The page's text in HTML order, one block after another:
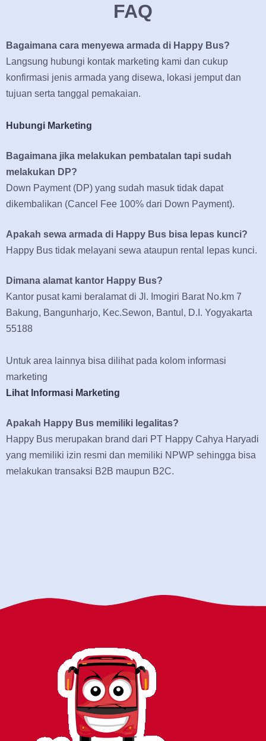
FAQ
Bagaimana cara menyewa armada di Happy Bus?
Langsung hubungi kontak marketing kami dan cukup
konfirmasi jenis armada yang disewa, lokasi jemput dan
tujuan serta tanggal pemakaian.
Hubungi Marketing
Bagaimana jika melakukan pembatalan tapi sudah
melakukan DP?
Down Payment (DP) yang sudah masuk tidak dapat
dikembalikan (Cancel Fee 100% dari Down Payment).
Apakah sewa armada di Happy Bus bisa lepas kunci?
Happy Bus tidak melayani sewa ataupun rental lepas kunci.
Dimana alamat kantor Happy Bus?
Kantor pusat kami beralamat di Jl. Imogiri Barat No.km 7
Bakung, Bangunharjo, Kec.Sewon, Bantul, D.I. Yogyakarta
55188
Untuk area lainnya bisa dilihat pada kolom informasi
marketing
Lihat Informasi Marketing
Apakah Happy Bus memiliki legalitas?
Happy Bus merupakan brand dari PT Happy Cahya Haryadi
yang memiliki izin resmi dan memiliki NPWP sehingga bisa
melakukan transaksi B2B maupun B2C.